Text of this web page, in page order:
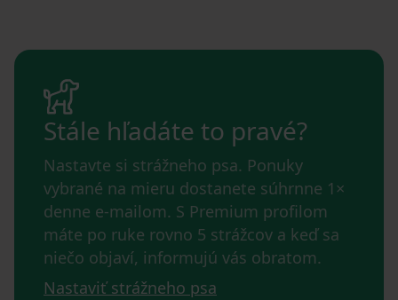
Stále hľadáte to pravé?
Nastavte si strážneho psa. Ponuky
vybrané na mieru dostanete súhrnne 1×
denne e-mailom. S Premium profilom
máte po ruke rovno 5 strážcov a keď sa
niečo objaví, informujú vás obratom.
Nastaviť strážneho psa